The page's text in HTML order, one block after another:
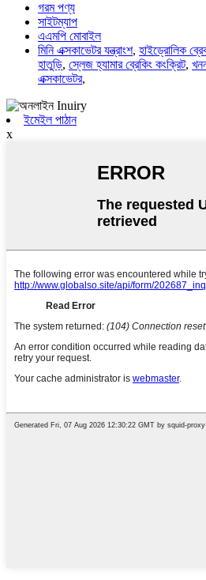
গরম পণ্য
সাইটম্যাপ
এএমপি মোবাইল
মিনি এক্সকাভেটর যন্ত্রাংশ, হাইড্রোলিক
হাতুড়ি, স্লেজ হ্যামার ব্রেকিং কংক্রিট,
এক্সকাভেটর,
ইমেইল পাঠান
x